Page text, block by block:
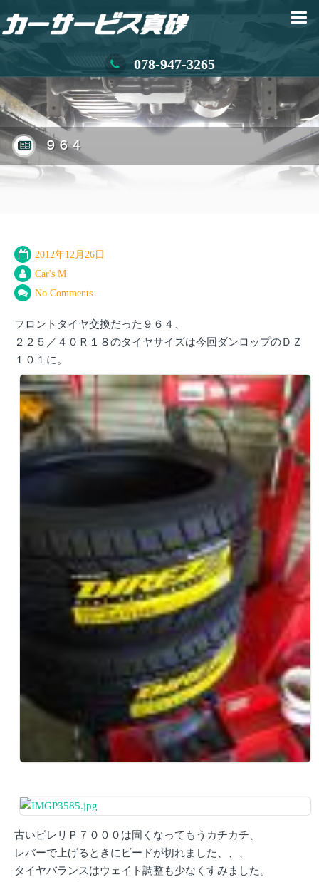
078-947-3265
９６４
2012年12月26日
Car's M
No Comments
フロントタイヤ交換だった９６４、
２２５／４０Ｒ１８のタイヤサイズは今回ダンロップのＤＺ
１０１に。
古いピレリＰ７０００は固くなってもうカチカチ、
レバーで上げるときにビードが切れました、、、
タイヤバランスはウェイト調整も少なくすみました。